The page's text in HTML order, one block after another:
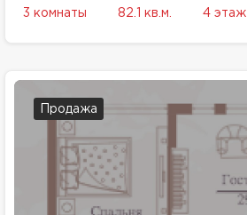
3 комнаты 82.1 кв.м. 4 этаж
Продажа